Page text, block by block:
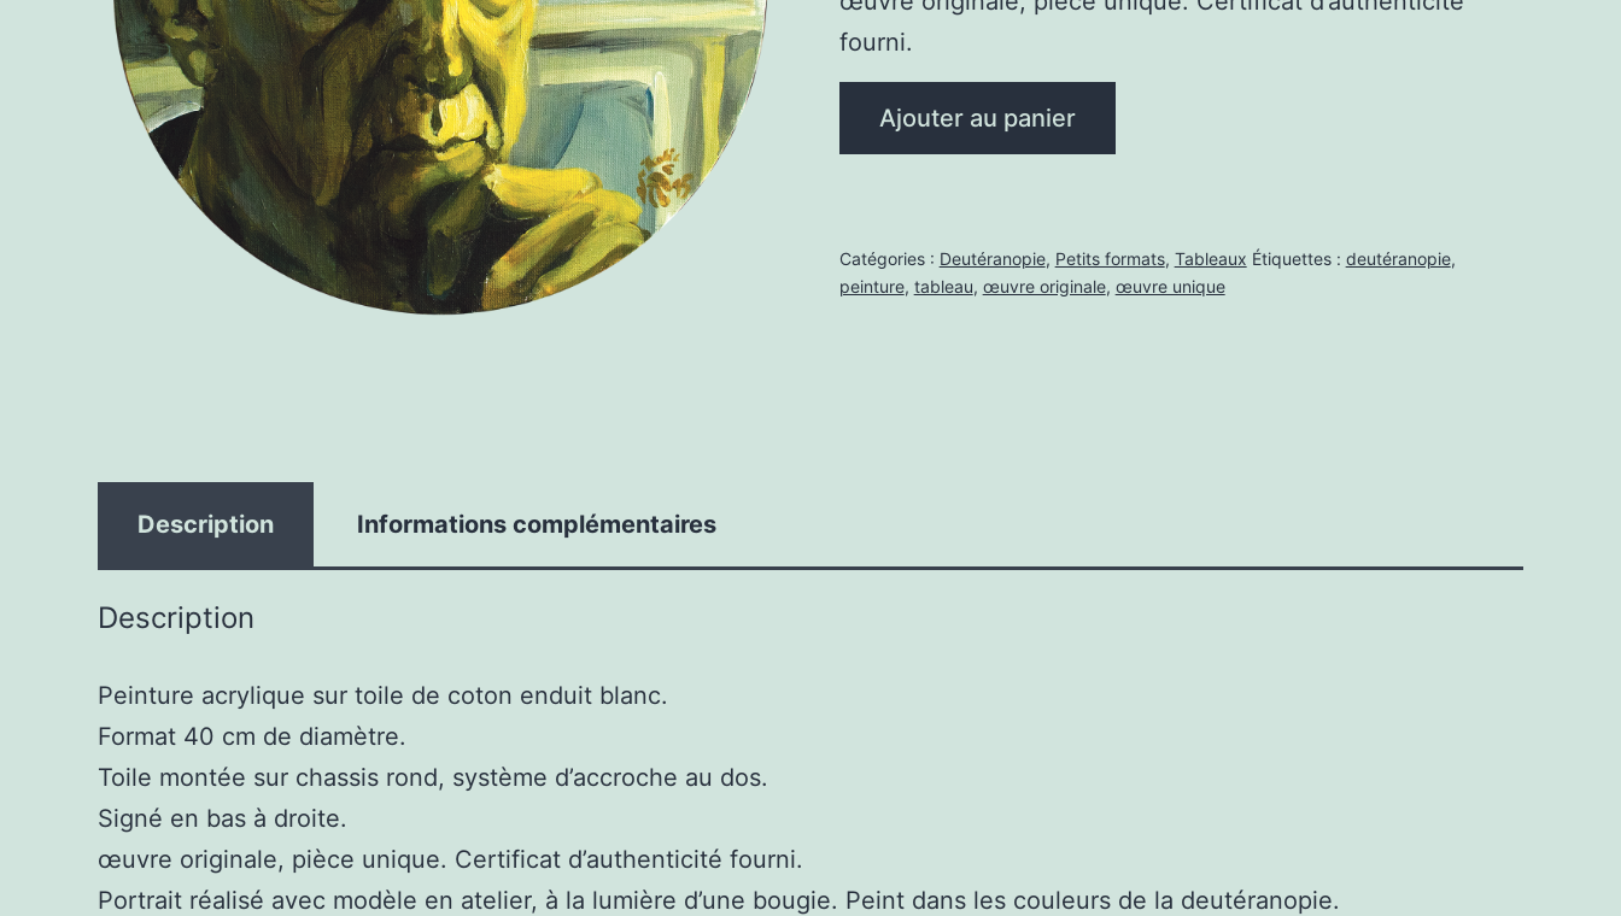
fourni.
Ajouter au panier
Catégories : Deutéranopie, Petits formats, Tableaux Étiquettes : deutéranopie,
peinture, tableau, œuvre originale, œuvre unique
Description Informations complémentaires
Description
Peinture acrylique sur toile de coton enduit blanc.
Format 40 cm de diamètre.
Toile montée sur chassis rond, système d’accroche au dos.
Signé en bas à droite.
œuvre originale, pièce unique. Certificat d’authenticité fourni.
Portrait réalisé avec modèle en atelier, à la lumière d’une bougie. Peint dans les couleurs de la deutéranopie.